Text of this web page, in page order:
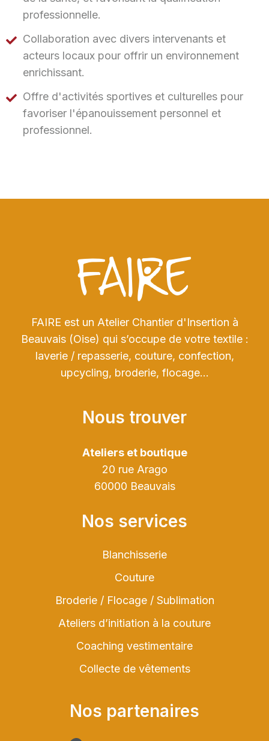
professionnelle.
Collaboration avec divers intervenants et
acteurs locaux pour offrir un environnement
enrichissant.
Offre d'activités sportives et culturelles pour
favoriser l'épanouissement personnel et
professionnel.
FAIRE est un Atelier Chantier d'Insertion à
Beauvais (Oise) qui s’occupe de votre textile :
laverie / repasserie, couture, confection,
upcycling, broderie, flocage…
Nous trouver
Ateliers et boutique
20 rue Arago
60000 Beauvais
Nos services
Blanchisserie
Couture
Broderie / Flocage / Sublimation
Ateliers d’initiation à la couture
Coaching vestimentaire
Collecte de vêtements
Nos partenaires